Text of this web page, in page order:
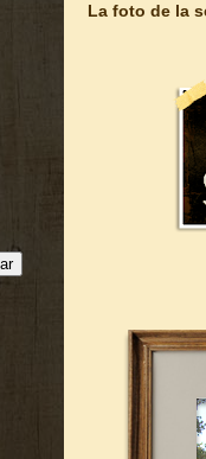
La foto de la